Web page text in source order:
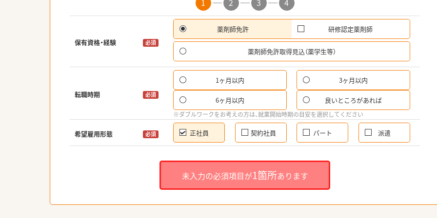
1 2 3 4
保有資格・経験 必須
薬剤師免許 研修認定薬剤師
薬剤師免許取得見込（薬学生等）
転職時期 必須
1ヶ月以内 3ヶ月以内
6ヶ月以内 良いところがあれば
※ダブルワークをお考えの方は、就業開始時期の目安を選択してください
希望雇用形態 必須 正社員 契約社員 パート 派遣
未入力の必須項目が1箇所あります